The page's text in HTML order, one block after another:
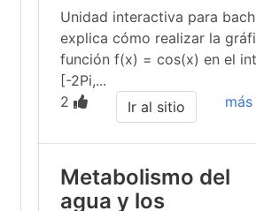
Unidad interactiva para
explica cómo realizar la
función f(x) = cos(x) en el
[-2Pi,...
2
Ir al sitio
Metabolismo del
agua y los